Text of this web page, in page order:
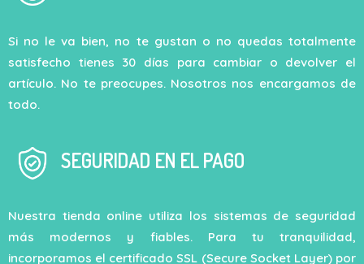
Si no le va bien, no te gustan o no quedas totalmente
satisfecho tienes 30 días para cambiar o devolver el
artículo. No te preocupes. Nosotros nos encargamos de
todo.
SEGURIDAD EN EL PAGO
Nuestra tienda online utiliza los sistemas de seguridad
más modernos y fiables. Para tu tranquilidad,
incorporamos el certificado SSL (Secure Socket Layer) por